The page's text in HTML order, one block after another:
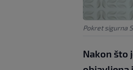
Pokret sigurna
Nakon što